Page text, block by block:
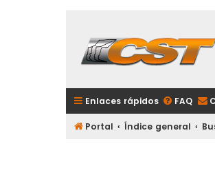
Enlaces rápidos FAQ
Portal Índice general